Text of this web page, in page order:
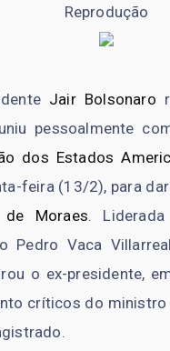
Reprodução
Jair Bolsonaro
pessoalmente
dos Estados
feira (13/2), para
de Moraes.
Pedro Vaca
o ex-presidente,
críticos do ministro